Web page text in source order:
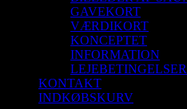
GAVEKORT
VÆRDIKORT
KONCEPTET
INFORMATION
LEJEBETINGELSER
KONTAKT
INDKØBSKURV